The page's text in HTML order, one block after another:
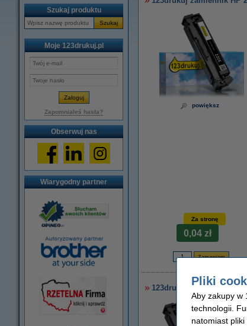
Szukaj produktu
Szukaj
Moje 123drukuj.pl
Zapomniałeś hasła?
Obserwuj nas
Wiarygodny partner
powiększ
Za stronę
0,04 zł
123drukuj zamiennik
Pliki
Aby zakupy w
technologii.
natomiast